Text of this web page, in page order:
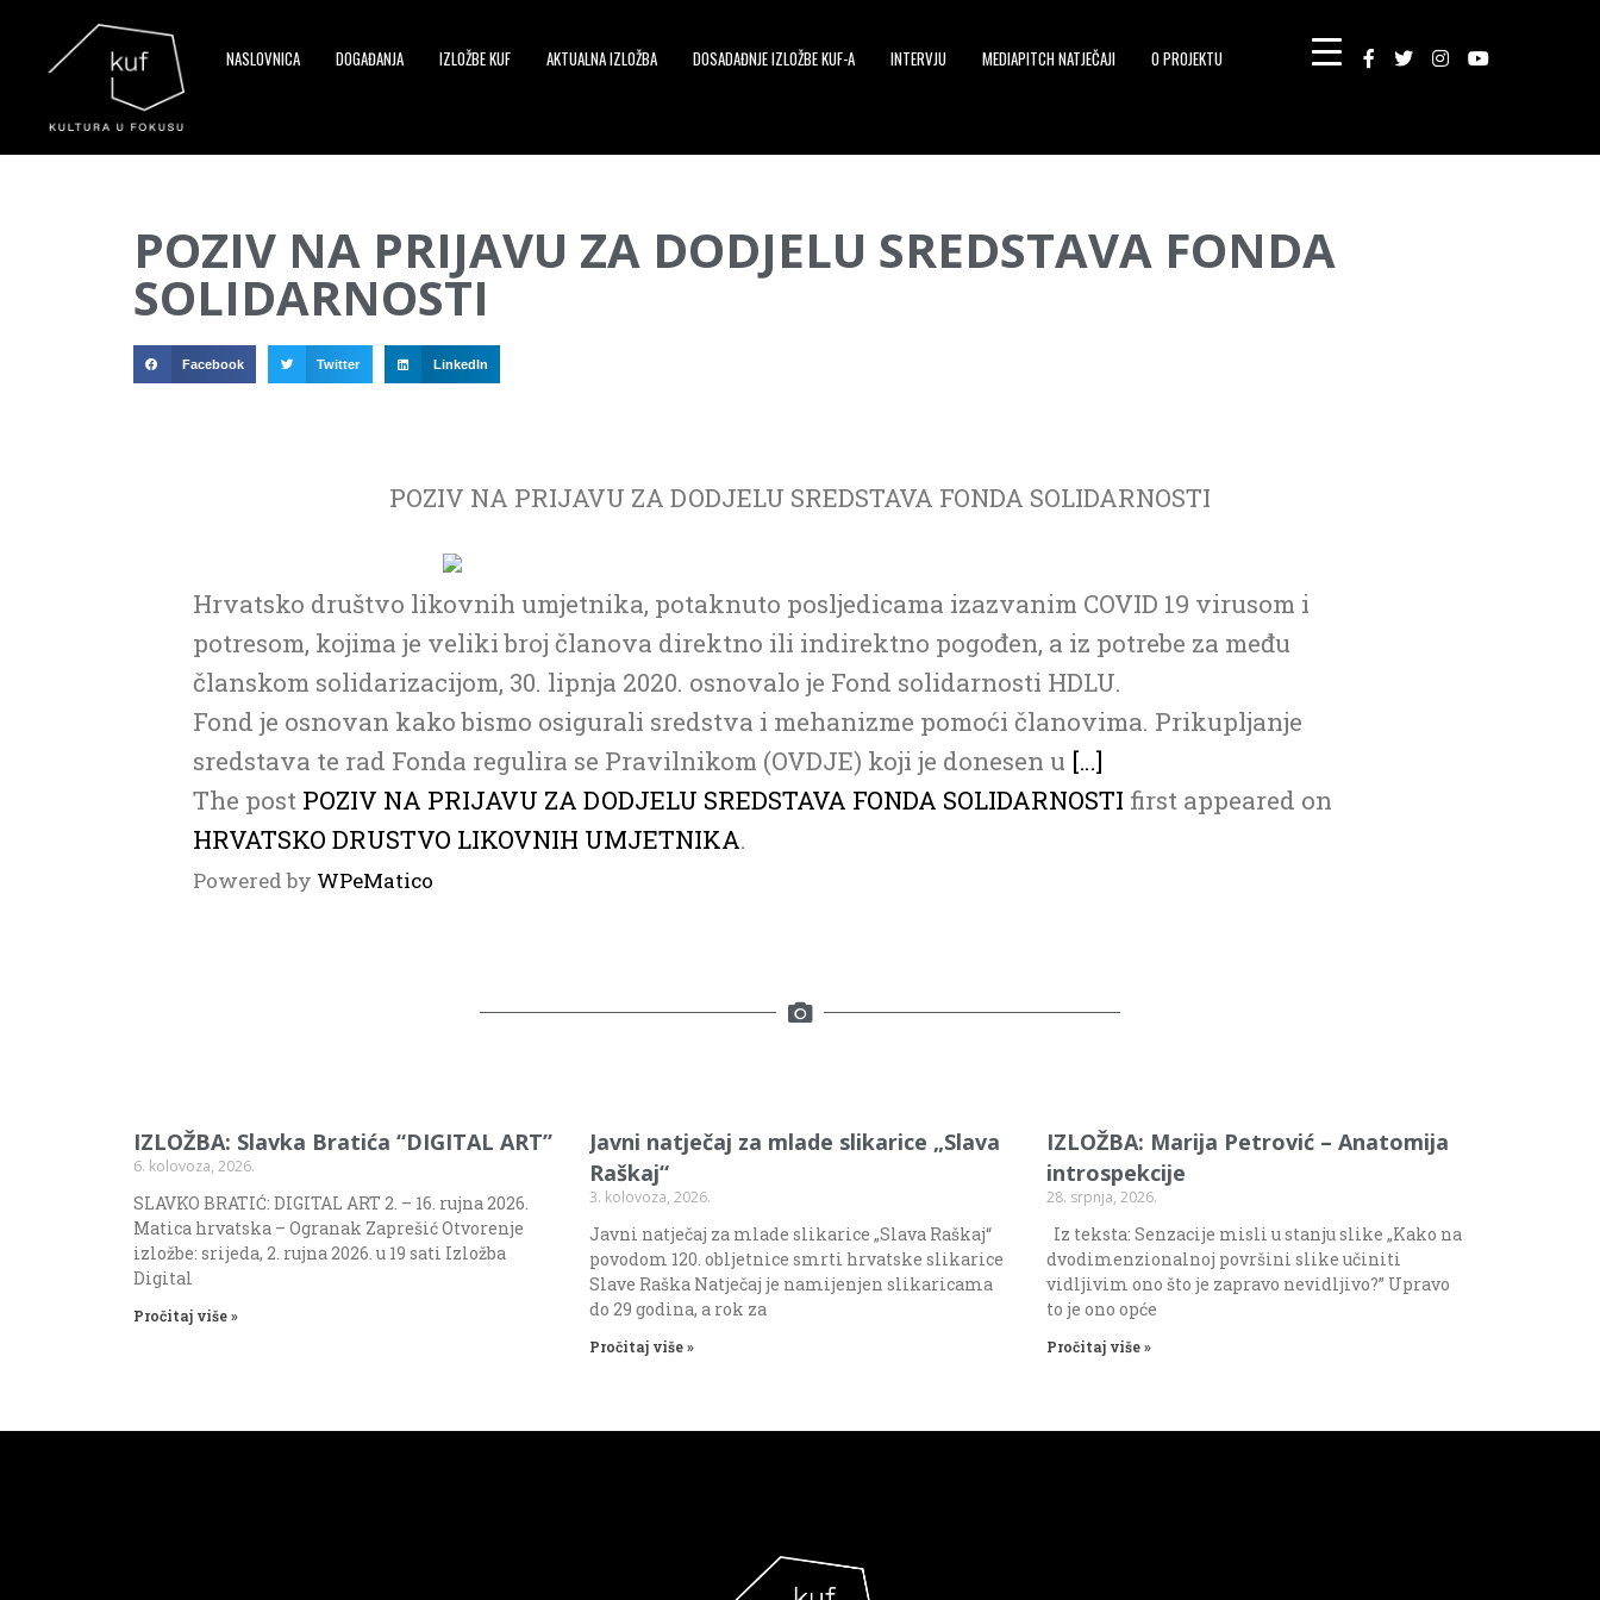
NASLOVNICA DOGAĐANJA IZLOŽBE KUF AKTUALNA IZLOŽBA DOSADAĐNJE IZLOŽBE KUF-A INTERVJU MEDIAPITCH NATJEČAJI O PROJEKTU
POZIV NA PRIJAVU ZA DODJELU SREDSTAVA FONDA
SOLIDARNOSTI
Facebook Twitter LinkedIn
POZIV NA PRIJAVU ZA DODJELU SREDSTAVA FONDA SOLIDARNOSTI
Hrvatsko društvo likovnih umjetnika, potaknuto posljedicama izazvanim COVID 19 virusom i
potresom, kojima je veliki broj članova direktno ili indirektno pogođen, a iz potrebe za među
članskom solidarizacijom, 30. lipnja 2020. osnovalo je Fond solidarnosti HDLU.
Fond je osnovan kako bismo osigurali sredstva i mehanizme pomoći članovima. Prikupljanje
sredstava te rad Fonda regulira se Pravilnikom (OVDJE) koji je donesen u […]
The post POZIV NA PRIJAVU ZA DODJELU SREDSTAVA FONDA SOLIDARNOSTI first appeared on
HRVATSKO DRUSTVO LIKOVNIH UMJETNIKA.
Powered by WPeMatico
IZLOŽBA: Slavka Bratića “DIGITAL ART”
6. kolovoza, 2026.
SLAVKO BRATIĆ: DIGITAL ART 2. – 16. rujna 2026.
Matica hrvatska – Ogranak Zaprešić Otvorenje
izložbe: srijeda, 2. rujna 2026. u 19 sati Izložba
Digital
Pročitaj više »
Javni natječaj za mlade slikarice „Slava
Raškaj“
3. kolovoza, 2026.
Javni natječaj za mlade slikarice „Slava Raškaj“
povodom 120. obljetnice smrti hrvatske slikarice
Slave Raška Natječaj je namijenjen slikaricama
do 29 godina, a rok za
Pročitaj više »
IZLOŽBA: Marija Petrović – Anatomija
introspekcije
28. srpnja, 2026.
Iz teksta: Senzacije misli u stanju slike „Kako na
dvodimenzionalnoj površini slike učiniti
vidljivim ono što je zapravo nevidljivo?” Upravo
to je ono opće
Pročitaj više »